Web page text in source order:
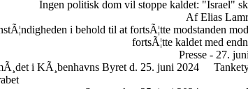
Ingen politisk dom vil stoppe kaldet: "Israel"
Af Elias
i behold til at fortsÃ¦tte modstanden
fortsÃ¦tte kaldet med
Presse - 27.
i KÃ¸benhavns Byret d. 25. juni 2024